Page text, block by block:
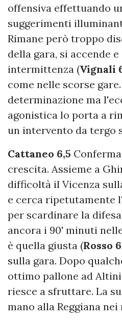
offensiva effettuando
suggerimenti
Rimane però troppo
della gara, si accende
intermittenza (Vignali
come nelle scorse
determinazione ma
agonistica lo porta a
un intervento da tergo
Cattaneo 6,5
crescita. Assieme a
difficoltà il Vicenza
e cerca ripetutamente
per scardinare la
ancora i 90' minuti
è quella giusta (Rosso
sulla gara. Dopo
ottimo pallone ad
riesce a sfruttare. La
mano alla Reggiana